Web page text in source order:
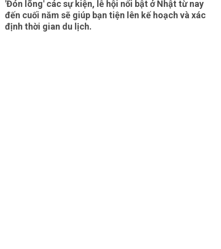
'Đón lõng' các sự kiện, lễ hội nổi bật ở Nhật từ nay
đến cuối năm sẽ giúp bạn tiện lên kế hoạch và xác
định thời gian du lịch.